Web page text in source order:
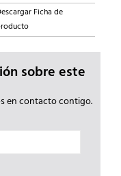
Ficha de
sobre este
en contacto contigo.